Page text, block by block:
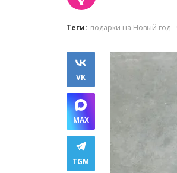
Теги: подарки на Новый год
VK
MAX
TGM